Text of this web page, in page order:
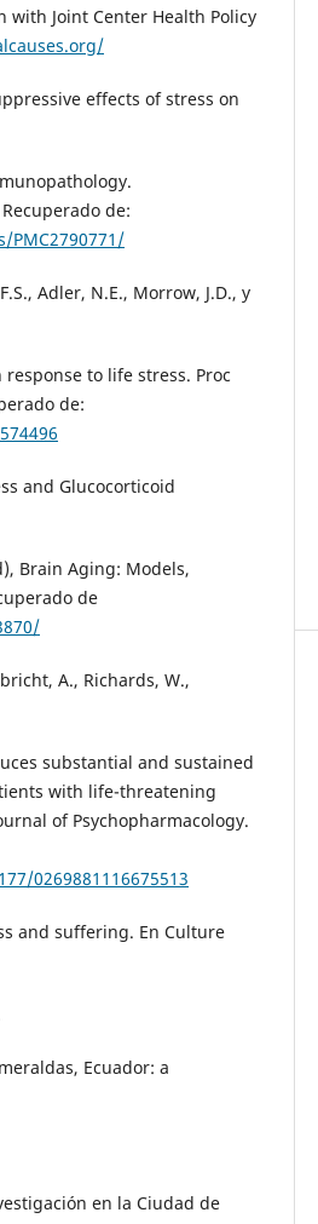
with Joint Center Health Policy
effects of stress on
de:
Adler, N.E., Morrow, J.D., y
to life stress. Proc
de:
and Glucocorticoid
Brain Aging: Models,
de
A., Richards, W.,
substantial and sustained
with life-threatening
of Psychopharmacology.
0269881116675513
and suffering. En Culture
Ecuador: a
en la Ciudad de